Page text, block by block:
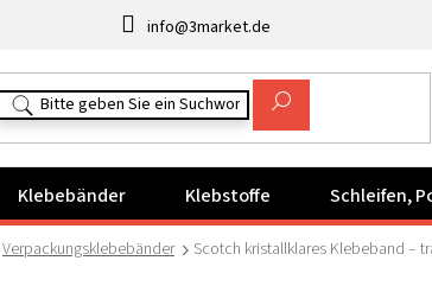
info@3market.de
Klebebänder Klebstoffe Schleifen,
Verpackungsklebebänder Scotch kristallklares Klebeband –